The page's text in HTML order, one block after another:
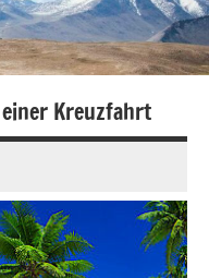
Kreuzfahrt